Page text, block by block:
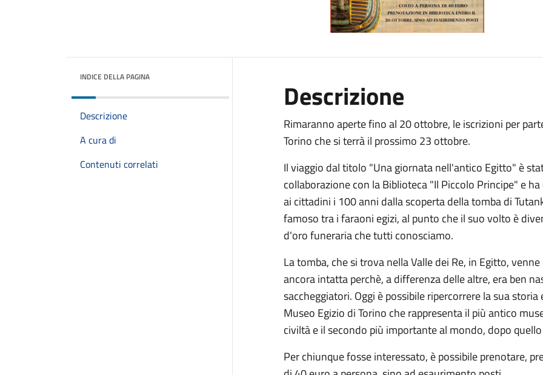
INDICE DELLA PAGINA
Descrizione
A cura di
Contenuti correlati
Descrizione
Rimaranno aperte fino al 20 ottobre, le iscrizioni per
Torino che si terrà il prossimo 23 ottobre.
Il viaggio dal titolo "Una giornata nell'antico Egitto" è
collaborazione con la Biblioteca "Il Piccolo Principe" e
ai cittadini i 100 anni dalla scoperta della tomba di
famoso tra i faraoni egizi, al punto che il suo volto è
d'oro funeraria che tutti conosciamo.
La tomba, che si trova nella Valle dei Re, in Egitto,
ancora intatta perchè, a differenza delle altre, era ben
saccheggiatori. Oggi è possibile ripercorrere la sua
Museo Egizio di Torino che rappresenta il più antico
civiltà e il secondo più importante al mondo, dopo
Per chiunque fosse interessato, è possibile prenotare,